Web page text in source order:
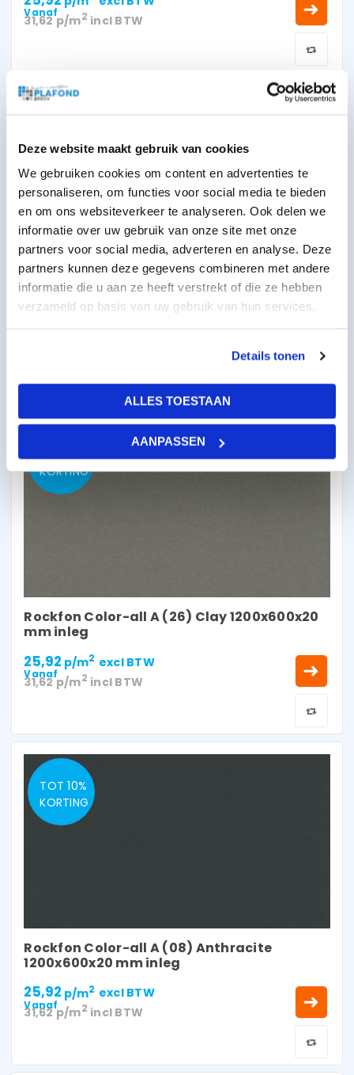
Deze website maakt gebruik van cookies
We gebruiken cookies om content en advertenties te
personaliseren, om functies voor social media te bieden
en om ons websiteverkeer te analyseren. Ook delen we
informatie over uw gebruik van onze site met onze
partners voor social media, adverteren en analyse. Deze
partners kunnen deze gegevens combineren met andere
informatie die u aan ze heeft verstrekt of die ze hebben
verzameld op basis van uw gebruik van hun services.
Details tonen
ALLES TOESTAAN
AANPASSEN
Vanaf
31,62p/m2 incl BTW
KORTING
Rockfon Color-all A (26) Clay 600x600x20
mm inleg
TOT 10%
KORTING
Rockfon Color-all A (26) Clay 1200x600x20
mm inleg
Vanaf
25,92 p/m2 excl BTW
31,62p/m2 incl BTW
TOT 10%
KORTING
Rockfon Color-all A (08) Anthracite
1200x600x20 mm inleg
Vanaf
25,92 p/m2 excl BTW
31,62p/m2 incl BTW